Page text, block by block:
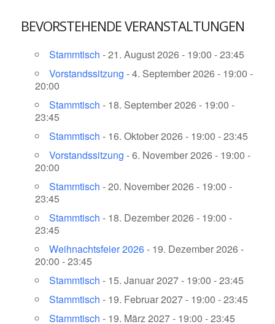
BEVORSTEHENDE VERANSTALTUNGEN
Stammtisch - 21. August 2026 - 19:00 - 23:45
Vorstandssitzung - 4. September 2026 - 19:00 -
20:00
Stammtisch - 18. September 2026 - 19:00 -
23:45
Stammtisch - 16. Oktober 2026 - 19:00 - 23:45
Vorstandssitzung - 6. November 2026 - 19:00 -
20:00
Stammtisch - 20. November 2026 - 19:00 -
23:45
Stammtisch - 18. Dezember 2026 - 19:00 -
23:45
Weihnachtsfeier 2026- 19. Dezember 2026 -
20:00 - 23:45
Stammtisch - 15. Januar 2027 - 19:00 - 23:45
Stammtisch - 19. Februar 2027 - 19:00 - 23:45
Stammtisch - 19. März 2027 - 19:00 - 23:45